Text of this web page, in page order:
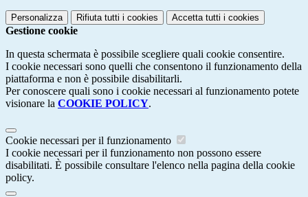
Personalizza Rifiuta tutti i cookies Accetta tutti i cookies
Gestione cookie
In questa schermata è possibile scegliere quali cookie consentire.
I cookie necessari sono quelli che consentono il funzionamento della
piattaforma e non è possibile disabilitarli.
Per conoscere quali sono i cookie necessari al funzionamento potete
visionare la COOKIE POLICY.
Cookie necessari per il funzionamento
I cookie necessari per il funzionamento non possono essere
disabilitati. È possibile consultare l'elenco nella pagina della cookie
policy.